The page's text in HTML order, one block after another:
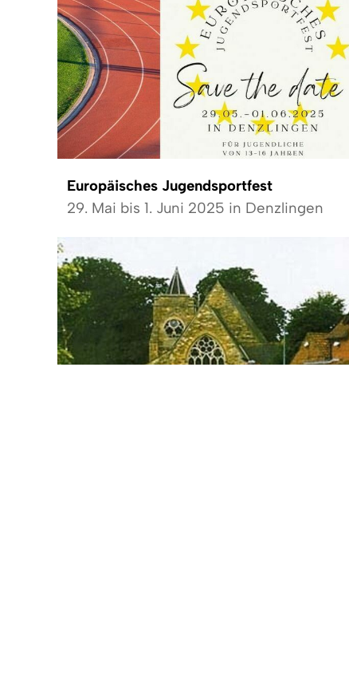
Europäisches Jugendsportfest
29. Mai bis 1. Juni 2025 in Denzlingen